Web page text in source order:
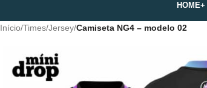
HOME+
Início/Times/Jersey/Camiseta NG4 – modelo 02